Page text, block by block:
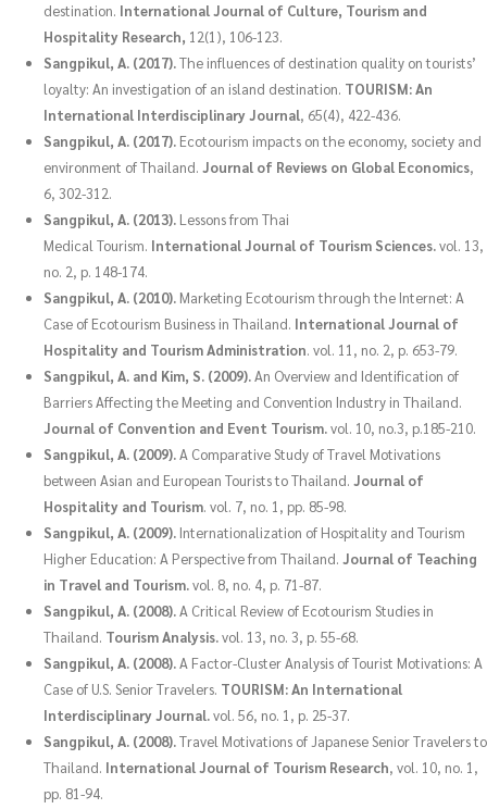
destination. International Journal of Culture, Tourism and
Hospitality Research, 12(1), 106-123.
Sangpikul, A. (2017).The influences of destination quality on tourists’
loyalty: An investigation of an island destination. TOURISM: An
International Interdisciplinary Journal, 65(4), 422-436.
Sangpikul, A. (2017). Ecotourism impacts on the economy, society and
environment of Thailand. Journal of Reviews on Global Economics,
6, 302-312.
Sangpikul, A. (2013). Lessons from Thai
Medical Tourism. International Journal of Tourism Sciences.vol. 13,
no. 2, p. 148-174.
Sangpikul, A. (2010). Marketing Ecotourism through the Internet: A
Case of Ecotourism Business in Thailand. International Journal of
Hospitality and Tourism Administration. vol. 11, no. 2, p. 653-79.
Sangpikul, A. and Kim, S. (2009).An Overview and Identification of
Barriers Affecting the Meeting and Convention Industry in Thailand.
Journal of Convention and Event Tourism.vol. 10, no.3, p.185-210.
Sangpikul, A. (2009).A Comparative Study of Travel Motivations
between Asian and European Tourists to Thailand. Journal of
Hospitality and Tourism. vol. 7, no. 1, pp. 85-98.
Sangpikul, A. (2009). Internationalization of Hospitality and Tourism
Higher Education: A Perspective from Thailand. Journal of Teaching
in Travel and Tourism.vol. 8, no. 4, p. 71-87.
Sangpikul, A. (2008).A Critical Review of Ecotourism Studies in
Thailand. Tourism Analysis.vol. 13, no. 3, p. 55-68.
Sangpikul, A. (2008).A Factor-Cluster Analysis of Tourist Motivations: A
Case of U.S. Senior Travelers. TOURISM: An International
Interdisciplinary Journal.vol. 56, no. 1, p. 25-37.
Sangpikul, A. (2008).Travel Motivations of Japanese Senior Travelers to
Thailand. International Journal of Tourism Research, vol. 10, no. 1,
pp. 81-94.